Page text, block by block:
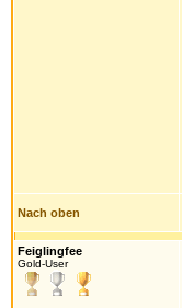
Nach oben
Feiglingfee
Gold-User